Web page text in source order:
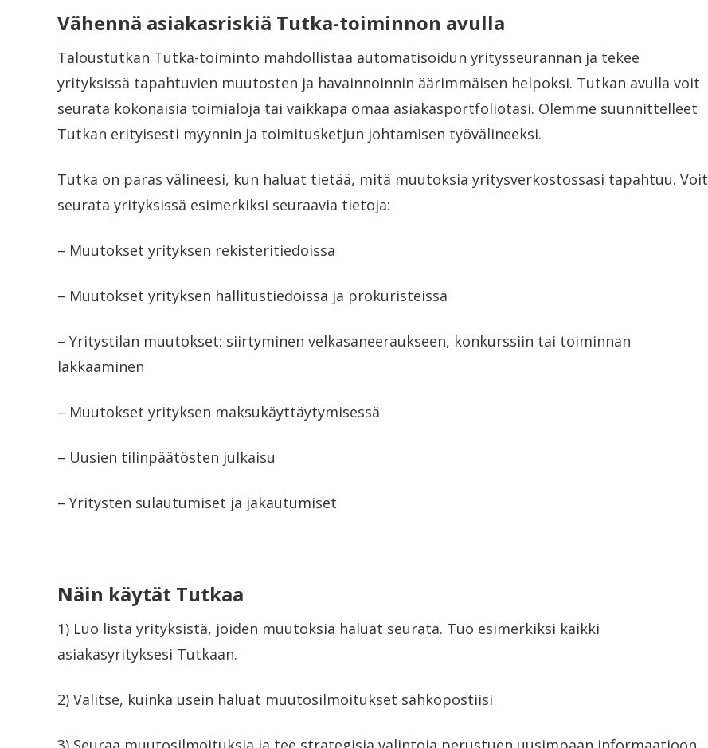
Vähennä asiakasriskiä Tutka-toiminnon avulla
Taloustutkan Tutka-toiminto mahdollistaa automatisoidun yritysseurannan ja tekee
yrityksissä tapahtuvien muutosten ja havainnoinnin äärimmäisen helpoksi. Tutkan avulla voit
seurata kokonaisia toimialoja tai vaikkapa omaa asiakasportfoliotasi. Olemme suunnittelleet
Tutkan erityisesti myynnin ja toimitusketjun johtamisen työvälineeksi.
Tutka on paras välineesi, kun haluat tietää, mitä muutoksia yritysverkostossasi tapahtuu. Voit
seurata yrityksissä esimerkiksi seuraavia tietoja:
– Muutokset yrityksen rekisteritiedoissa
– Muutokset yrityksen hallitustiedoissa ja prokuristeissa
– Yritystilan muutokset: siirtyminen velkasaneeraukseen, konkurssiin tai toiminnan
lakkaaminen
– Muutokset yrityksen maksukäyttäytymisessä
– Uusien tilinpäätösten julkaisu
– Yritysten sulautumiset ja jakautumiset
Näin käytät Tutkaa
1) Luo lista yrityksistä, joiden muutoksia haluat seurata. Tuo esimerkiksi kaikki
asiakasyrityksesi Tutkaan.
2) Valitse, kuinka usein haluat muutosilmoitukset sähköpostiisi